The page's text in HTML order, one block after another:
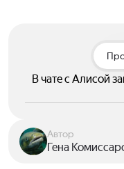
В чате с Алисой
Автор
Гена